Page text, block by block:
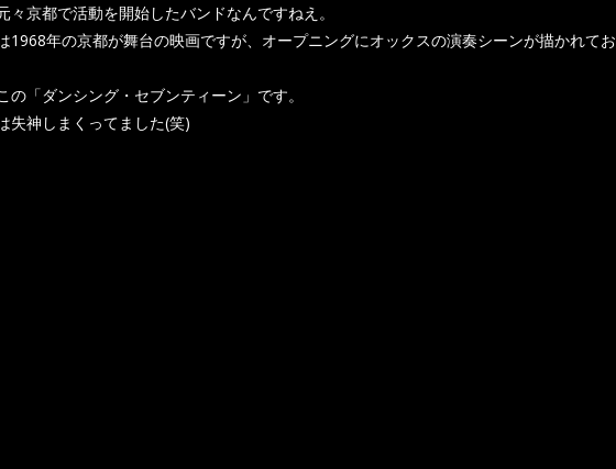
京都で活動を開始したバンドなんですねえ。
1968年の京都が舞台の映画ですが、オープニングにオックスの演奏シーンが描かれてお
「ダンシング・セブンティーン」です。
失神しまくってました(笑)